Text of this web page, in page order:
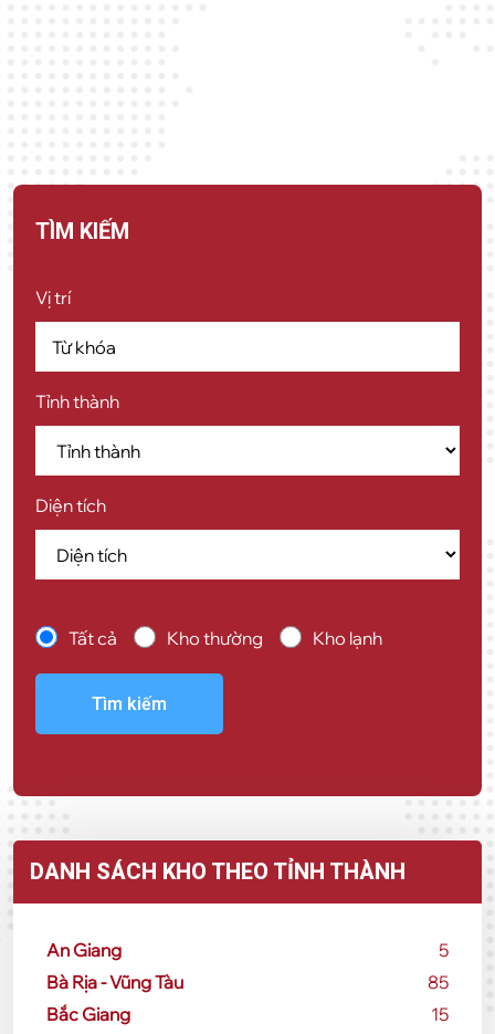
TÌM KIẾM
Vị trí
Tỉnh thành
Diện tích
Tất cả Kho thường Kho lạnh
Tìm kiếm
DANH SÁCH KHO THEO TỈNH THÀNH
An Giang
5
Bà Rịa - Vũng Tàu
85
Bắc Giang
15